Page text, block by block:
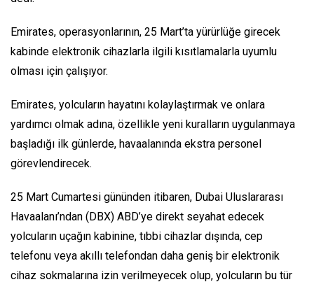
Emirates, operasyonlarının, 25 Mart’ta yürürlüğe girecek
kabinde elektronik cihazlarla ilgili kısıtlamalarla uyumlu
olması için çalışıyor.
Emirates, yolcuların hayatını kolaylaştırmak ve onlara
yardımcı olmak adına, özellikle yeni kuralların uygulanmaya
başladığı ilk günlerde, havaalanında ekstra personel
görevlendirecek.
25 Mart Cumartesi gününden itibaren, Dubai Uluslararası
Havaalanı’ndan (DBX) ABD’ye direkt seyahat edecek
yolcuların uçağın kabinine, tıbbi cihazlar dışında, cep
telefonu veya akıllı telefondan daha geniş bir elektronik
cihaz sokmalarına izin verilmeyecek olup, yolcuların bu tür